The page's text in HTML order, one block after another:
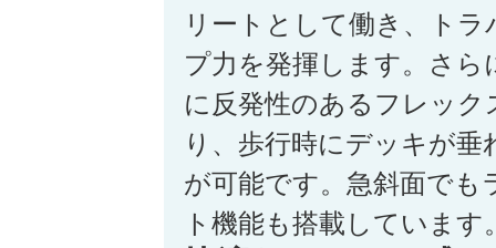
リートとして働き、ト
プ力を発揮します。さ
に反発性のあるフレッ
り、歩行時にデッキが
が可能です。急斜面で
ト機能も搭載しています